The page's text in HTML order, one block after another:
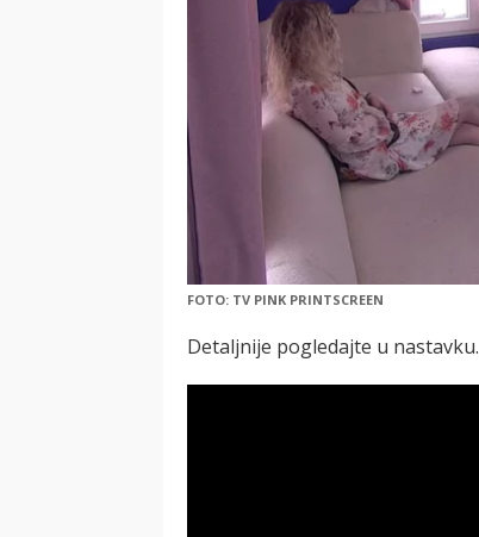
FOTO: TV PINK PRINTSCREEN
Detaljnije pogledajte u nastavku.